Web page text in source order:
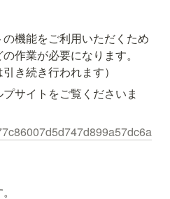
機能をご利用いただくため
作業が必要になります。
き続き行われます）
サイトをご覧くださいま